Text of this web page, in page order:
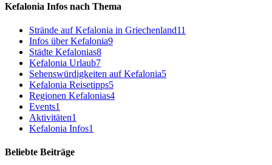
Kefalonia Infos nach Thema
Strände auf Kefalonia in Griechenland11
Infos über Kefalonia9
Städte Kefalonias8
Kefalonia Urlaub7
Sehenswürdigkeiten auf Kefalonia5
Kefalonia Reisetipps5
Regionen Kefalonias4
Events1
Aktivitäten1
Kefalonia Infos1
Beliebte Beiträge